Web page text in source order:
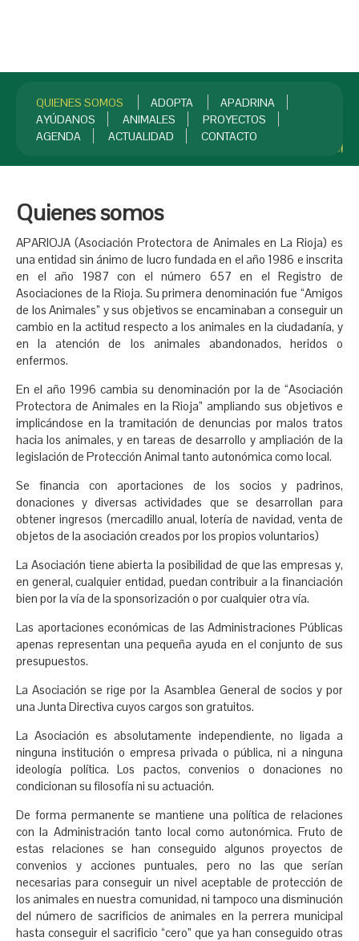
¡HAZTE SOCIO!
QUIENES SOMOS ADOPTA
APADRINA
AYÚDANOS
ANIMALES
PROYECTOS
AGENDA
ACTUALIDAD CONTACTO
Quienes somos
APARIOJA (Asociación Protectora de Animales en La Rioja) es
una entidad sin ánimo de lucro fundada en el año 1986 e inscrita
en el año 1987 con el número 657 en el Registro de
Asociaciones de la Rioja. Su primera denominación fue “Amigos
de los Animales” y sus objetivos se encaminaban a conseguir un
cambio en la actitud respecto a los animales en la ciudadanía, y
en la atención de los animales abandonados, heridos o
enfermos.
En el año 1996 cambia su denominación por la de “Asociación
Protectora de Animales en la Rioja” ampliando sus objetivos e
implicándose en la tramitación de denuncias por malos tratos
hacia los animales, y en tareas de desarrollo y ampliación de la
legislación de Protección Animal tanto autonómica como local.
Se financia con aportaciones de los socios y padrinos,
donaciones y diversas actividades que se desarrollan para
obtener ingresos (mercadillo anual, lotería de navidad, venta de
objetos de la asociación creados por los propios voluntarios)
La Asociación tiene abierta la posibilidad de que las empresas y,
en general, cualquier entidad, puedan contribuir a la financiación
bien por la vía de la sponsorización o por cualquier otra vía.
Las aportaciones económicas de las Administraciones Públicas
apenas representan una pequeña ayuda en el conjunto de sus
presupuestos.
La Asociación se rige por la Asamblea General de socios y por
una Junta Directiva cuyos cargos son gratuitos.
La Asociación es absolutamente independiente, no ligada a
ninguna institución o empresa privada o pública, ni a ninguna
ideología política. Los pactos, convenios o donaciones no
condicionan su filosofía ni su actuación.
De forma permanente se mantiene una política de relaciones
con la Administración tanto local como autonómica. Fruto de
estas relaciones se han conseguido algunos proyectos de
convenios y acciones puntuales, pero no las que serían
necesarias para conseguir un nivel aceptable de protección de
los animales en nuestra comunidad, ni tampoco una disminución
del número de sacrificios de animales en la perrera municipal
hasta conseguir el sacrificio “cero” que ya han conseguido otras